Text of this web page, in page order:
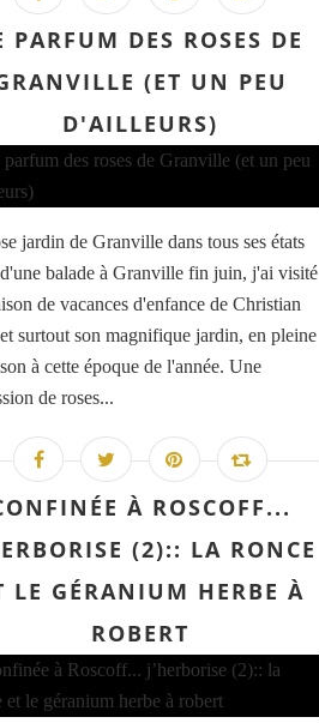
PARFUM DES ROSES DE
(ET UN PEU
D'AILLEURS)
jardin de Granville dans tous ses états
balade à Granville fin juin, j'ai visité
de vacances d'enfance de Christian
surtout son magnifique jardin, en pleine
à cette époque de l'année. Une
de roses...
À ROSCOFF...
(2):: LA RONCE
LE GÉRANIUM HERBE À
ROBERT